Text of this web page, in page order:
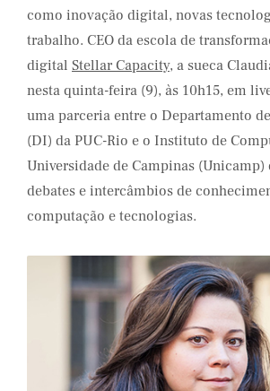
como inovação digital, novas
trabalho. CEO da escola de
digital Stellar Capacity, a sueca
nesta quinta-feira (9), às 10h15, em
uma parceria entre o Departamento
(DI) da PUC-Rio e o Instituto de
Universidade de Campinas (Unicamp)
debates e intercâmbios de
computação e tecnologias.